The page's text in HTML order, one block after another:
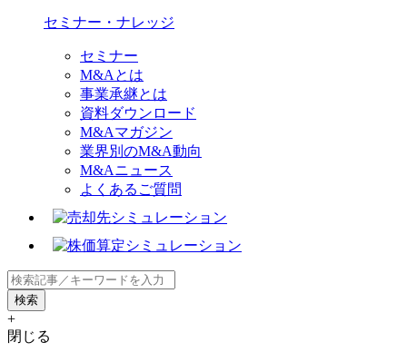
セミナー・ナレッジ
セミナー
M&Aとは
事業承継とは
資料ダウンロード
M&Aマガジン
業界別のM&A動向
M&Aニュース
よくあるご質問
+
閉じる